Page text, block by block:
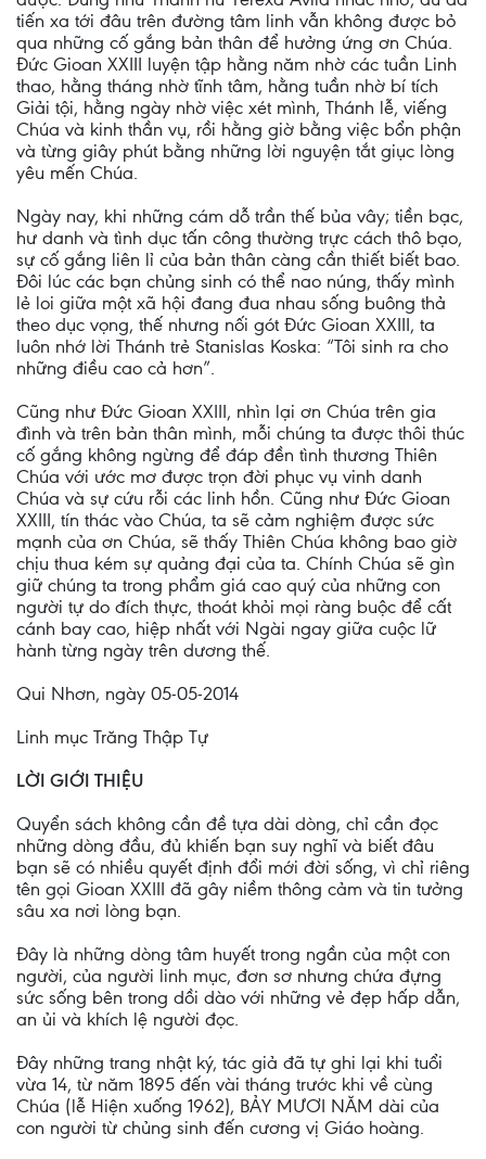
tiến xa tới đâu trên đường tâm linh vẫn không được bỏ
qua những cố gắng bản thân để hưởng ứng ơn Chúa.
Đức Gioan XXIII luyện tập hằng năm nhờ các tuần Linh
thao, hằng tháng nhờ tĩnh tâm, hằng tuần nhờ bí tích
Giải tội, hằng ngày nhờ việc xét mình, Thánh lễ, viếng
Chúa và kinh thần vụ, rồi hằng giờ bằng việc bổn phận
và từng giây phút bằng những lời nguyện tắt giục lòng
yêu mến Chúa.
Ngày nay, khi những cám dỗ trần thế bủa vây; tiền bạc,
hư danh và tình dục tấn công thường trực cách thô bạo,
sự cố gắng liên lỉ của bản thân càng cần thiết biết bao.
Đôi lúc các bạn chủng sinh có thể nao núng, thấy mình
lẻ loi giữa một xã hội đang đua nhau sống buông thả
theo dục vọng, thế nhưng nối gót Đức Gioan XXIII, ta
luôn nhớ lời Thánh trẻ Stanislas Koska: “Tôi sinh ra cho
những điều cao cả hơn”.
Cũng như Đức Gioan XXIII, nhìn lại ơn Chúa trên gia
đình và trên bản thân mình, mỗi chúng ta được thôi thúc
cố gắng không ngừng để đáp đền tình thương Thiên
Chúa với ước mơ được trọn đời phục vụ vinh danh
Chúa và sự cứu rỗi các linh hồn. Cũng như Đức Gioan
XXIII, tín thác vào Chúa, ta sẽ cảm nghiệm được sức
mạnh của ơn Chúa, sẽ thấy Thiên Chúa không bao giờ
chịu thua kém sự quảng đại của ta. Chính Chúa sẽ gìn
giữ chúng ta trong phẩm giá cao quý của những con
người tự do đích thực, thoát khỏi mọi ràng buộc để cất
cánh bay cao, hiệp nhất với Ngài ngay giữa cuộc lữ
hành từng ngày trên dương thế.
Qui Nhơn, ngày 05-05-2014
Linh mục Trăng Thập Tự
LỜI GIỚI THIỆU
Quyển sách không cần đề tựa dài dòng, chỉ cần đọc
những dòng đầu, đủ khiến bạn suy nghĩ và biết đâu
bạn sẽ có nhiều quyết định đổi mới đời sống, vì chỉ riêng
tên gọi Gioan XXIII đã gây niềm thông cảm và tin tưởng
sâu xa nơi lòng bạn.
Đây là những dòng tâm huyết trong ngần của một con
người, của người linh mục, đơn sơ nhưng chứa đựng
sức sống bên trong dồi dào với những vẻ đẹp hấp dẫn,
an ủi và khích lệ người đọc.
Đây những trang nhật ký, tác giả đã tự ghi lại khi tuổi
vừa 14, từ năm 1895 đến vài tháng trước khi về cùng
Chúa (lễ Hiện xuống 1962), BẢY MƯƠI NĂM dài của
con người từ chủng sinh đến cương vị Giáo hoàng.